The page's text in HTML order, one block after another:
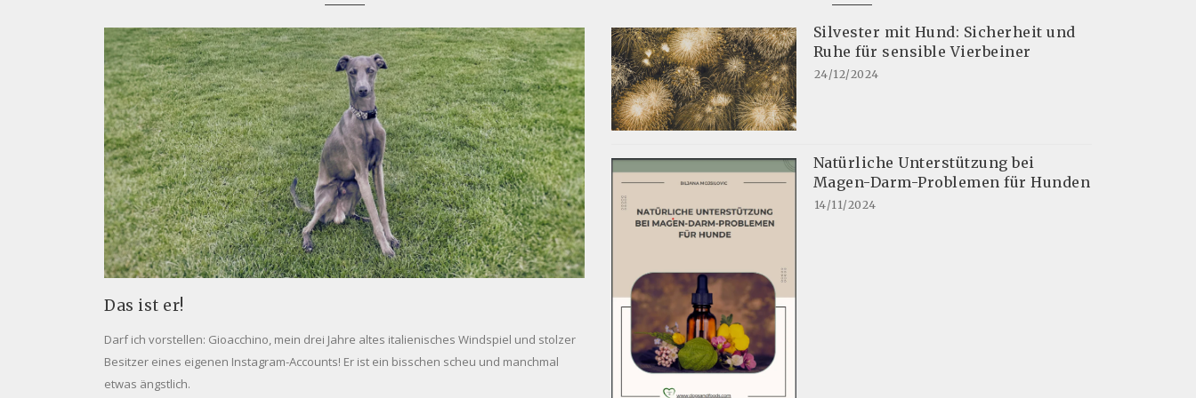
Das ist er!
Darf ich vorstellen: Gioacchino, mein drei Jahre altes italienisches Windspiel und stolzer
Besitzer eines eigenen Instagram-Accounts! Er ist ein bisschen scheu und manchmal
etwas ängstlich.
Silvester mit Hund: Sicherheit und
Ruhe für sensible Vierbeiner
24/12/2024
Natürliche Unterstützung bei
Magen-Darm-Problemen für Hunden
14/11/2024